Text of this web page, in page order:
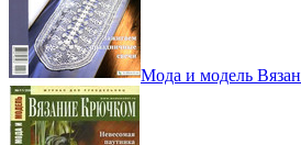
Мода и модель